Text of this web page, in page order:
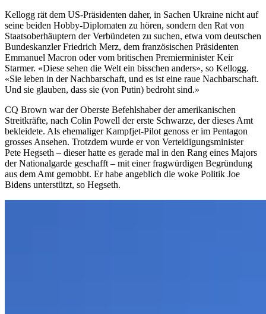
Kellogg rät dem US-Präsidenten daher, in Sachen Ukraine nicht auf
seine beiden Hobby-Diplomaten zu hören, sondern den Rat von
Staatsoberhäuptern der Verbündeten zu suchen, etwa vom deutschen
Bundeskanzler Friedrich Merz, dem französischen Präsidenten
Emmanuel Macron oder vom britischen Premierminister Keir
Starmer. «Diese sehen die Welt ein bisschen anders», so Kellogg.
«Sie leben in der Nachbarschaft, und es ist eine raue Nachbarschaft.
Und sie glauben, dass sie (von Putin) bedroht sind.»
CQ Brown war der Oberste Befehlshaber der amerikanischen
Streitkräfte, nach Colin Powell der erste Schwarze, der dieses Amt
bekleidete. Als ehemaliger Kampfjet-Pilot genoss er im Pentagon
grosses Ansehen. Trotzdem wurde er von Verteidigungsminister
Pete Hegseth – dieser hatte es gerade mal in den Rang eines Majors
der Nationalgarde geschafft – mit einer fragwürdigen Begründung
aus dem Amt gemobbt. Er habe angeblich die woke Politik Joe
Bidens unterstützt, so Hegseth.